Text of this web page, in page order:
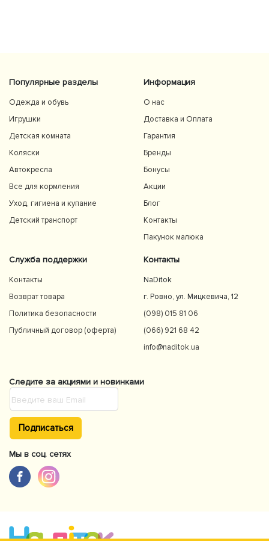
Популярные разделы
Одежда и обувь
Игрушки
Детская комната
Коляски
Автокресла
Все для кормления
Уход, гигиена и купание
Детский транспорт
Информация
О нас
Доставка и Оплата
Гарантия
Бренды
Бонусы
Акции
Блог
Контакты
Пакунок малюка
Служба поддержки
Контакты
Возврат товара
Политика безопасности
Публичный договор (оферта)
Контакты
NaDitok
г. Ровно, ул. Мицкевича, 12
(098) 015 81 06
(066) 921 68 42
info@naditok.ua
Следите за акциями и новинками
Подписаться
Мы в соц. сетях